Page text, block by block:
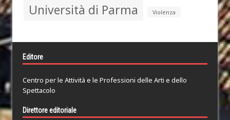
Università di Parma Violenza
Editore
Centro per le Attività e le Professioni delle Arti e dello
Spettacolo
Direttore editoriale